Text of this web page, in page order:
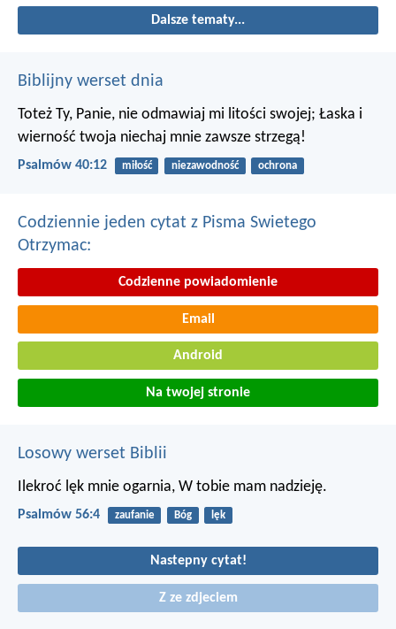
Dalsze tematy...
Biblijny werset dnia
Toteż Ty, Panie, nie odmawiaj mi litości swojej; Łaska i
wierność twoja niechaj mnie zawsze strzegą!
Psalmów 40:12 miłość niezawodność ochrona
Codziennie jeden cytat z Pisma Swietego
Otrzymac:
Codzienne powiadomienie
Email
Android
Na twojej stronie
Losowy werset Biblii
Ilekroć lęk mnie ogarnia, W tobie mam nadzieję.
Psalmów 56:4 zaufanie Bóg lęk
Nastepny cytat!
Z ze zdjeciem